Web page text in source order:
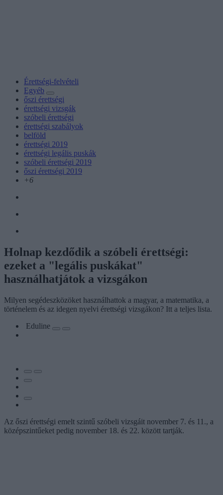
Érettségi-felvételi
Egyéb
őszi érettségi
érettségi vizsgák
szóbeli érettségi
érettségi szabályok
belföld
érettségi 2019
érettségi legális puskák
szóbeli érettségi 2019
őszi érettségi 2019
+6
Holnap kezdődik a szóbeli érettségi:
ezeket a "legális puskákat"
használhatjátok a vizsgákon
Milyen segédeszközöket használhattok a magyar, a matematika, a
történelem és az idegen nyelvi érettségi vizsgákon? Itt a teljes lista.
Eduline
Az őszi érettségi emelt szintű szóbeli vizsgáit november 7. és 11., a
középszintűeket pedig november 18. és 22. között tartják.